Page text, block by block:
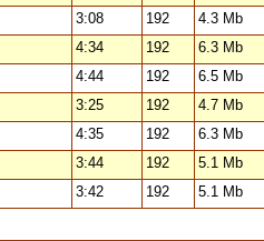
3:08 192 4.3 Mb
4:34 192 6.3 Mb
4:44 192 6.5 Mb
3:25 192 4.7 Mb
4:35 192 6.3 Mb
3:44 192 5.1 Mb
3:42 192 5.1 Mb